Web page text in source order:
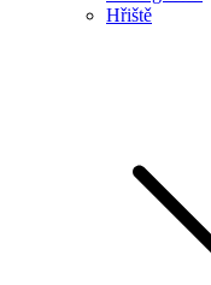
Hřiště